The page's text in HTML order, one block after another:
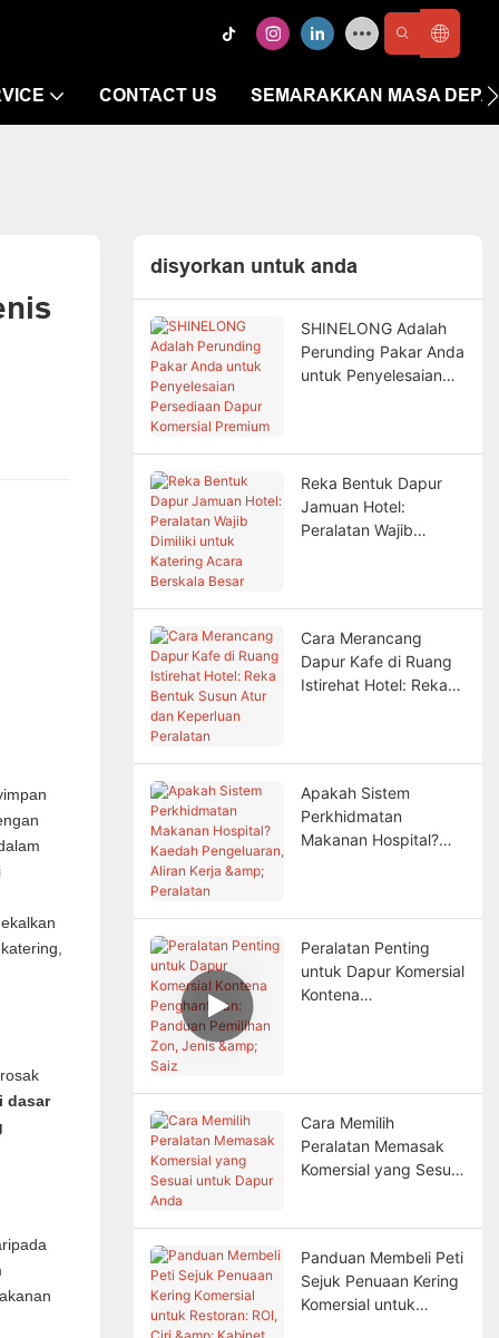
CONTACT US SEMARAKKAN MASA
dasar
disyorkan untuk anda
SHINELONG Adalah
Perunding Pakar Anda
untuk Penyelesaian
Reka Bentuk Dapur
Jamuan Hotel:
Peralatan Wajib
Cara Merancang
Dapur Kafe di Ruang
Istirehat Hotel: Reka
Apakah Sistem
Perkhidmatan
Makanan Hospital?
Peralatan Penting
untuk Dapur Komersial
Kontena
Cara Memilih
Peralatan Memasak
Komersial yang Sesuai
Panduan Membeli Peti
Sejuk Penuaan Kering
Komersial untuk